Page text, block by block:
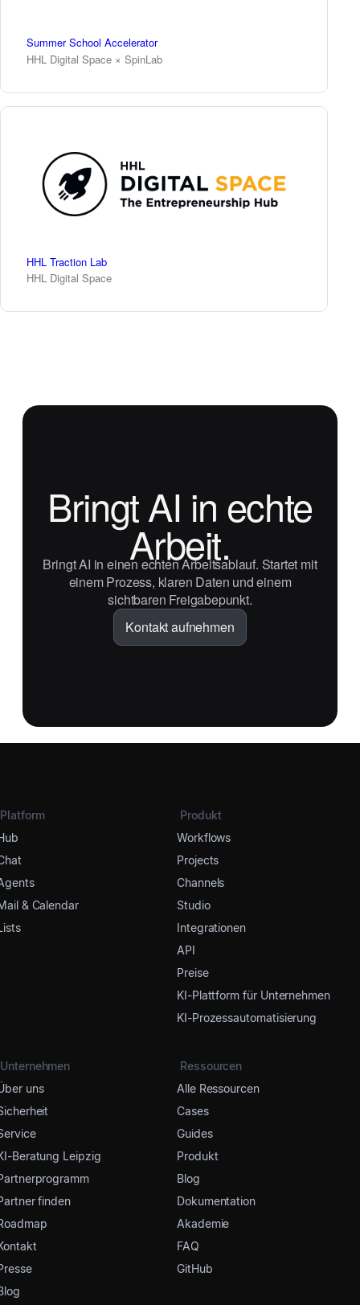
Summer School Accelerator
HHL Digital Space × SpinLab
HHL Traction Lab
HHL Digital Space
Bringt AI in echte
Arbeit.
Bringt AI in einen echten Arbeitsablauf. Startet mit
einem Prozess, klaren Daten und einem
sichtbaren Freigabepunkt.
Kontakt aufnehmen
Platform
& Calendar
Produkt
Workflows
Projects
Channels
Studio
Integrationen
API
Preise
KI-Plattform für Unternehmen
KI-Prozessautomatisierung
Unternehmen
uns
Beratung Leipzig
finden
Ressourcen
Alle Ressourcen
Cases
Guides
Produkt
Blog
Dokumentation
Akademie
FAQ
GitHub